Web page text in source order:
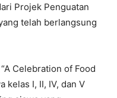
Projek Penguatan
telah berlangsung
Celebration of Food
kelas I, II, IV, dan V